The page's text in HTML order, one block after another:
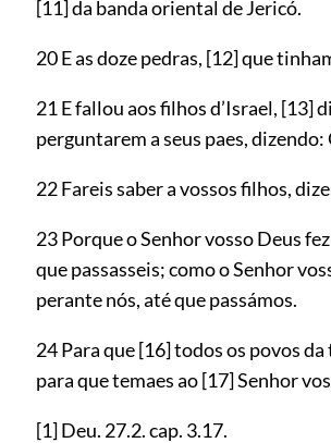
[11]da banda oriental de Jericó.
20 E as doze pedras, [12]que
21 E fallou aos filhos d’Israel, [13]
perguntarem a seus paes, dizendo:
22 Fareis saber a vossos filhos,
23 Porque o Senhor vosso Deus
que passasseis; como o Senhor
perante nós, até que passámos.
24 Para que[16]todos os povos da
para que temaes ao[17]Senhor
[1]Deu. 27.2. cap. 3.17.